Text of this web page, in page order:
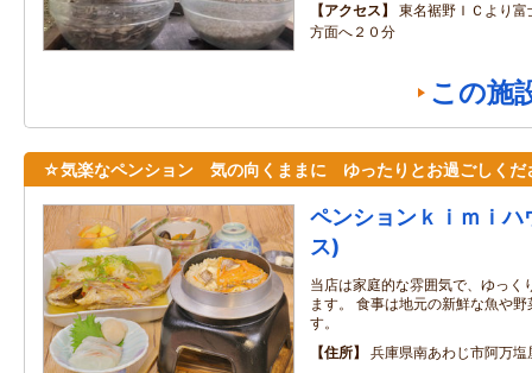
アクセス
東名裾野ＩＣより
方面へ２０分
この施
☆気楽なペンション 気の向くままに ゆったりとお過ごしくだ
ペンションｋｉｍｉ
ス)
当店は家庭的な雰囲気で、ゆっく
ます。 食事は地元の新鮮な魚や
す。
住所
兵庫県南あわじ市阿万塩